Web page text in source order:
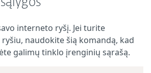
interneto ryšį. Jei turite
naudokite šią komandą, kad
galimų tinklo įrenginių sąrašą.